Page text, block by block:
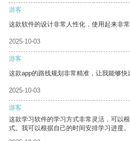
游客
这款软件的设计非常人性化，使用起来非常
2025-10-03
游客
这款app的路线规划非常精准，让我能够快
2025-10-03
游客
这款学习软件的学习方式非常灵活，可以
式。我可以根据自己的时间安排学习进度。